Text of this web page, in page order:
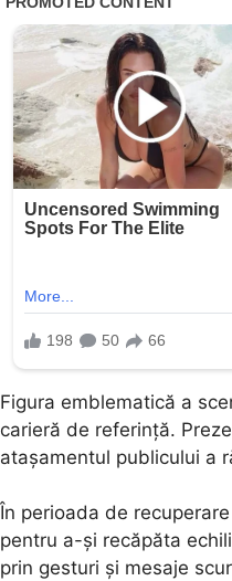
Figura emblematică a
carieră de referință.
atașamentul publicului a
În perioada de
pentru a-și recăpăta
prin gesturi și mesaje